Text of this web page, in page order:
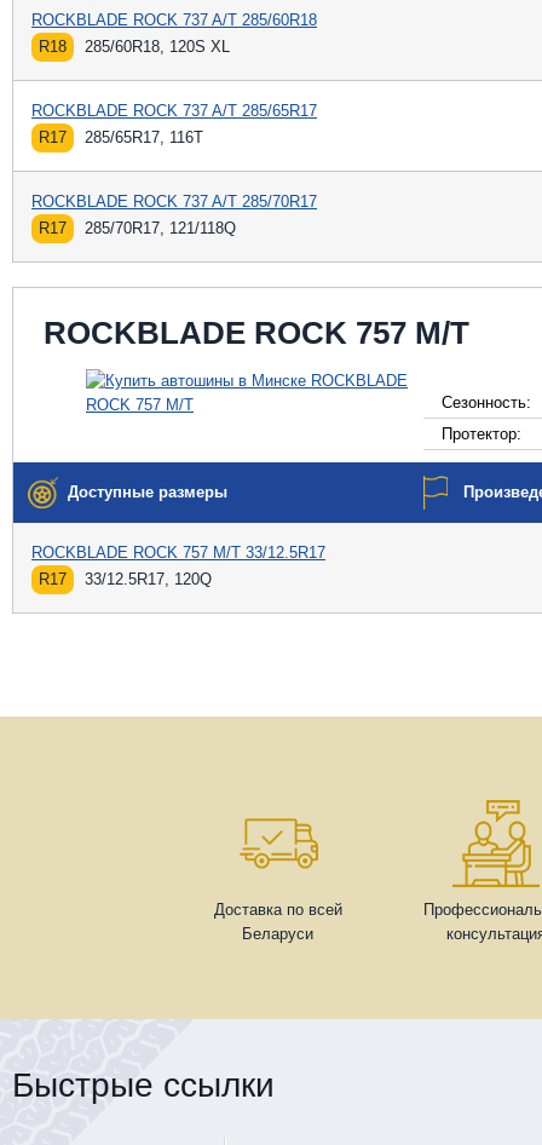
ROCKBLADE ROCK 737 A/T 285/60R18
R18
285/60R18, 120S XL
ROCKBLADE ROCK 737 A/T 285/65R17
R17
285/65R17, 116T
ROCKBLADE ROCK 737 A/T 285/70R17
R17
285/70R17, 121/118Q
ROCKBLADE ROCK 757 M/T
Сезонность:
Протектор:
Доступные размеры
ROCKBLADE ROCK 757 M/T 33/12.5R17
R17
33/12.5R17, 120Q
Доставка по всей
Беларуси
Быстрые ссылки